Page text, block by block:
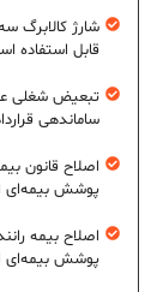
شارژ کالابرگ
قابل استفاده
تبعیض شغلی
ساماندهی
اصلاح قانون
پوشش بیمه‌ای
اصلاح بیمه
پوشش بیمه‌ای